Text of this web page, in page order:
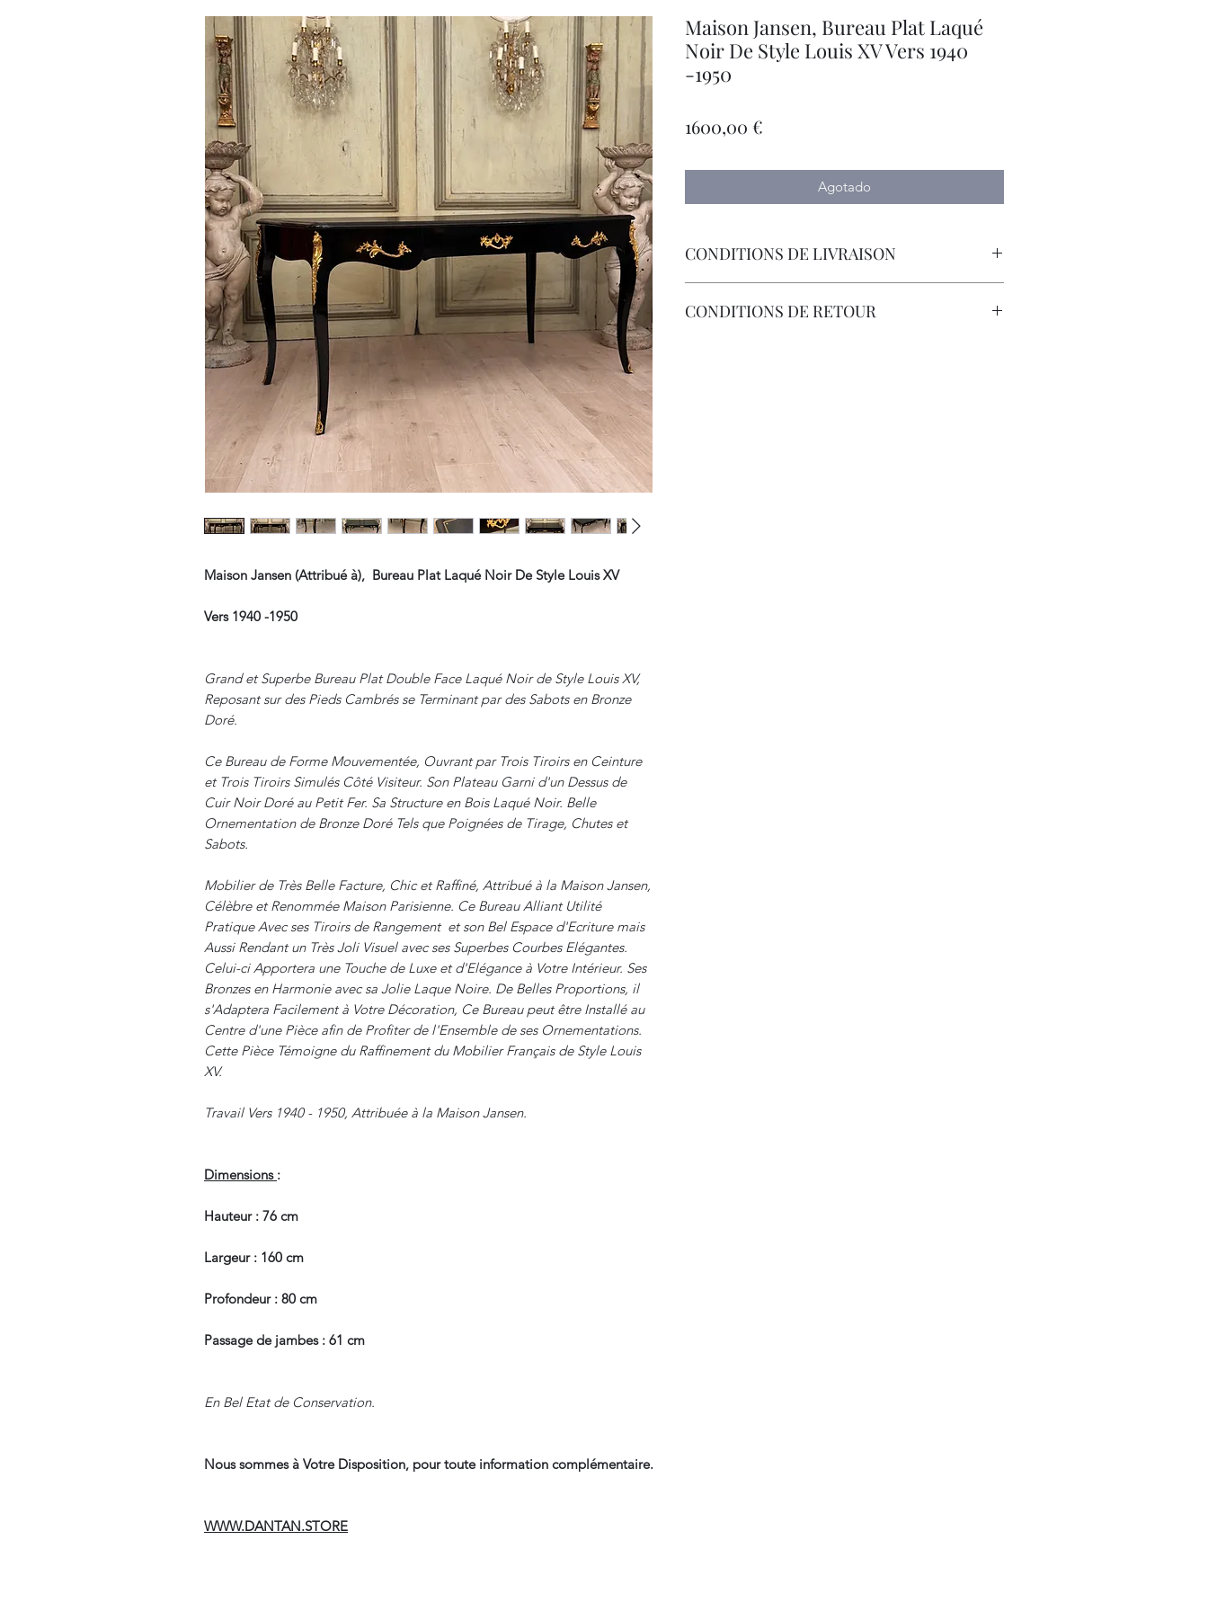
Maison Jansen (Attribué à), Bureau Plat Laqué Noir De Style Louis XV
Vers 1940 -1950
Grand et Superbe Bureau Plat Double Face Laqué Noir de Style Louis XV,
Reposant sur des Pieds Cambrés se Terminant par des Sabots en Bronze
Doré.
Ce Bureau de Forme Mouvementée, Ouvrant par Trois Tiroirs en Ceinture
et Trois Tiroirs Simulés Côté Visiteur. Son Plateau Garni d'un Dessus de
Cuir Noir Doré au Petit Fer. Sa Structure en Bois Laqué Noir. Belle
Ornementation de Bronze Doré Tels que Poignées de Tirage, Chutes et
Sabots.
Mobilier de Très Belle Facture, Chic et Raffiné, Attribué à la Maison Jansen,
Célèbre et Renommée Maison Parisienne. Ce Bureau Alliant Utilité
Pratique Avec ses Tiroirs de Rangement et son Bel Espace d'Ecriture mais
Aussi Rendant un Très Joli Visuel avec ses Superbes Courbes Elégantes.
Celui-ci Apportera une Touche de Luxe et d'Elégance à Votre Intérieur. Ses
Bronzes en Harmonie avec sa Jolie Laque Noire. De Belles Proportions, il
s'Adaptera Facilement à Votre Décoration, Ce Bureau peut être Installé au
Centre d'une Pièce afin de Profiter de l'Ensemble de ses Ornementations.
Cette Pièce Témoigne du Raffinement du Mobilier Français de Style Louis
XV.
Travail Vers 1940 - 1950, Attribuée à la Maison Jansen.
Dimensions :
Hauteur : 76 cm
Largeur : 160 cm
Profondeur : 80 cm
Passage de jambes : 61 cm
En Bel Etat de Conservation.
Nous sommes à Votre Disposition, pour toute information complémentaire.
WWW.DANTAN.STORE
Maison Jansen, Bureau Plat Laqué
Noir De Style Louis XV Vers 1940
-1950
1600,00 €
Agotado
CONDITIONS DE LIVRAISON
CONDITIONS DE RETOUR